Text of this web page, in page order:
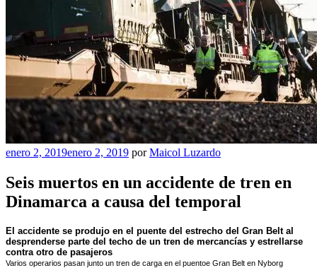
Publicado
enero 2, 2019enero 2, 2019 porMaicol Luzardo
Seis muertos en un accidente de tren en
Dinamarca a causa del temporal
El accidente se produjo en el puente del estrecho del Gran Belt al
desprenderse parte del techo de un tren de mercancías y estrellarse
contra otro de pasajeros
Varios operarios pasan junto un tren de carga en el puentoe Gran Belt en Nyborg